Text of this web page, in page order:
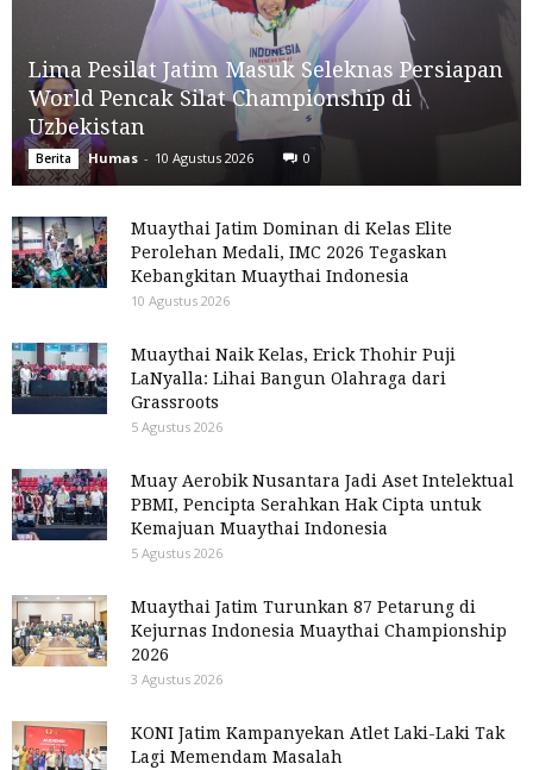
Lima Pesilat Jatim Masuk Seleknas Persiapan
World Pencak Silat Championship di
Uzbekistan
Berita Humas - 10 Agustus 2026 0
Muaythai Jatim Dominan di Kelas Elite
Perolehan Medali, IMC 2026 Tegaskan
Kebangkitan Muaythai Indonesia
10 Agustus 2026
Muaythai Naik Kelas, Erick Thohir Puji
LaNyalla: Lihai Bangun Olahraga dari
Grassroots
5 Agustus 2026
Muay Aerobik Nusantara Jadi Aset Intelektual
PBMI, Pencipta Serahkan Hak Cipta untuk
Kemajuan Muaythai Indonesia
5 Agustus 2026
Muaythai Jatim Turunkan 87 Petarung di
Kejurnas Indonesia Muaythai Championship
2026
3 Agustus 2026
KONI Jatim Kampanyekan Atlet Laki-Laki Tak
Lagi Memendam Masalah